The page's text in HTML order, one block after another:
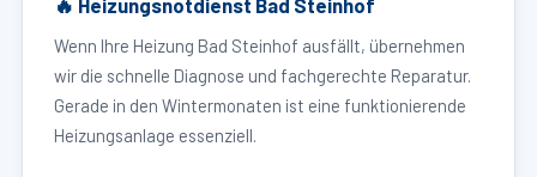
🔥 Heizungsnotdienst Bad Steinhof
Wenn Ihre Heizung Bad Steinhof ausfällt, übernehmen
wir die schnelle Diagnose und fachgerechte Reparatur.
Gerade in den Wintermonaten ist eine funktionierende
Heizungsanlage essenziell.